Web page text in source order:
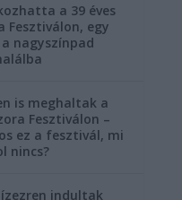
a 39 éves
Fesztiválon, egy
nagyszínpad
is meghaltak a
Fesztiválon –
ez a fesztivál, mi
nincs?
indultak